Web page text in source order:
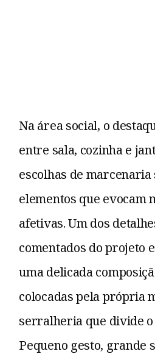
Na área social, o
entre sala, cozinha e
escolhas de marcenaria
elementos que evocam
afetivas. Um dos
comentados do projeto
uma delicada
colocadas pela própria
serralheria que divide o
Pequeno gesto, grande